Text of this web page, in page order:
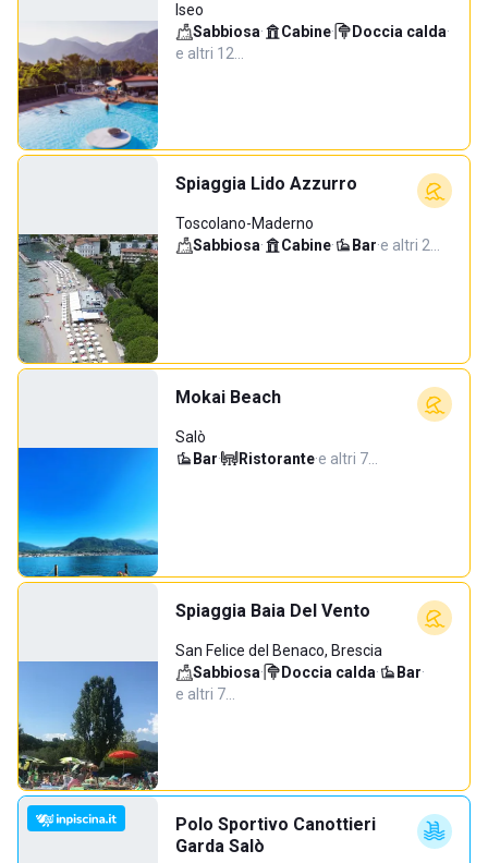
Iseo
Sabbiosa· Cabine· Doccia calda·
e altri 12…
Spiaggia Lido Azzurro
Toscolano-Maderno
Sabbiosa· Cabine· Bar·e altri 2…
Mokai Beach
Salò
Bar· Ristorante·e altri 7…
Spiaggia Baia Del Vento
San Felice del Benaco, Brescia
Sabbiosa· Doccia calda· Bar·
e altri 7…
Polo Sportivo Canottieri
Garda Salò